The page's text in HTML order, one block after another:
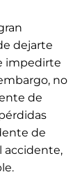
dejarte
impedirte
no
de
de
accidente,